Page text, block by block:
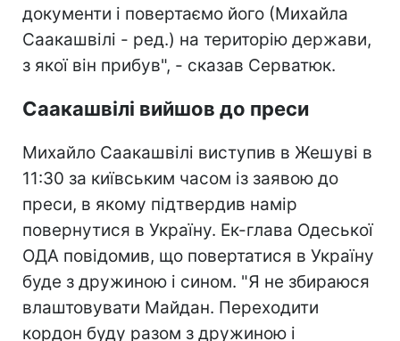
документи і повертаємо його (Михайла
Саакашвілі - ред.) на територію держави,
з якої він прибув", - сказав Серватюк.
Саакашвілі вийшов до преси
Михайло Саакашвілі виступив в Жешуві в
11:30 за київським часом із заявою до
преси, в якому підтвердив намір
повернутися в Україну. Ек-глава Одеської
ОДА повідомив, що повертатися в Україну
буде з дружиною і сином. "Я не збираюся
влаштовувати Майдан. Переходити
кордон буду разом з дружиною і